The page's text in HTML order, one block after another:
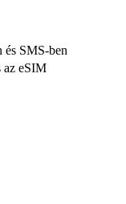
és SMS-ben
az eSIM